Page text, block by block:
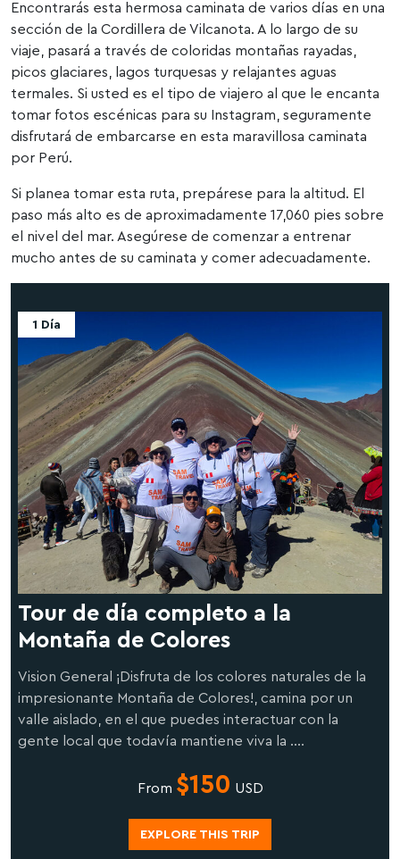
Encontrarás esta hermosa caminata de varios días en una
sección de la Cordillera de Vilcanota. A lo largo de su
viaje, pasará a través de coloridas montañas rayadas,
picos glaciares, lagos turquesas y relajantes aguas
termales. Si usted es el tipo de viajero al que le encanta
tomar fotos escénicas para su Instagram, seguramente
disfrutará de embarcarse en esta maravillosa caminata
por Perú.
Si planea tomar esta ruta, prepárese para la altitud. El
paso más alto es de aproximadamente 17,060 pies sobre
el nivel del mar. Asegúrese de comenzar a entrenar
mucho antes de su caminata y comer adecuadamente.
1 Día
Tour de día completo a la
Montaña de Colores
Vision General ¡Disfruta de los colores naturales de la
impresionante Montaña de Colores!, camina por un
valle aislado, en el que puedes interactuar con la
gente local que todavía mantiene viva la ....
From $150 USD
EXPLORE THIS TRIP